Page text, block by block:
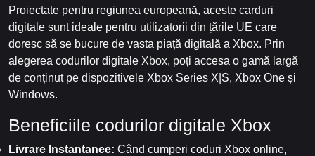
Proiectate pentru regiunea europeană, aceste carduri
digitale sunt ideale pentru utilizatorii din țările UE care
doresc să se bucure de vasta piață digitală a Xbox. Prin
alegerea codurilor digitale Xbox, poți accesa o gamă largă
de conținut pe dispozitivele Xbox Series X|S, Xbox One și
Windows.
Beneficiile codurilor digitale Xbox
Livrare Instantanee: Când cumperi coduri Xbox online,